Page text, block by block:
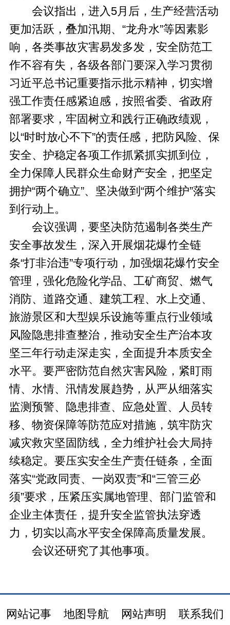
会议指出，进入5月后，生产经营活动
更加活跃，叠加汛期、“龙舟水”等因素影
响，各类事故灾害易发多发，安全防范工
作不容有失，各级各部门要深入学习贯彻
习近平总书记重要指示批示精神，切实增
强工作责任感紧迫感，按照省委、省政府
部署要求，牢固树立和践行正确政绩观，
以“时时放心不下”的责任感，把防风险、保
安全、护稳定各项工作抓紧抓实抓到位，
全力保障人民群众生命财产安全，把坚定
拥护“两个确立”、坚决做到“两个维护”落实
到行动上。
会议强调，要坚决防范遏制各类生产
安全事故发生，深入开展烟花爆竹全链
条“打非治违”专项行动，加强烟花爆竹安全
管理，强化危险化学品、工矿商贸、燃气
消防、道路交通、建筑工程、水上交通、
旅游景区和大型娱乐设施等重点行业领域
风险隐患排查整治，推动安全生产治本攻
坚三年行动走深走实，全面提升本质安全
水平。要严密防范自然灾害风险，紧盯雨
情、水情、汛情发展趋势，从严从细落实
监测预警、隐患排查、应急处置、人员转
移、物资保障等防范应对措施，筑牢防灾
减灾救灾坚固防线，全力维护社会大局持
续稳定。要压实安全生产责任链条，全面
落实“党政同责、一岗双责”和“三管三必
须”要求，压紧压实属地管理、部门监管和
企业主体责任，提升安全监管执法穿透
力，切实以高水平安全保障高质量发展。
会议还研究了其他事项。
网站记事 地图导航 网站声明 联系我们